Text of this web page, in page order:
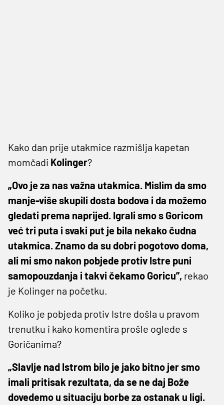
Kako dan prije utakmice razmišlja kapetan
momčadi Kolinger?
„Ovo je za nas važna utakmica. Mislim da smo
manje-više skupili dosta bodova i da možemo
gledati prema naprijed. Igrali smo s Goricom
već tri puta i svaki put je bila nekako čudna
utakmica. Znamo da su dobri pogotovo doma,
ali mi smo nakon pobjede protiv Istre puni
samopouzdanja i takvi čekamo Goricu”, rekao
je Kolinger na početku.
Koliko je pobjeda protiv Istre došla u pravom
trenutku i kako komentira prošle oglede s
Goričanima?
„Slavlje nad Istrom bilo je jako bitno jer smo
imali pritisak rezultata, da se ne daj Bože
dovedemo u situaciju borbe za ostanak u ligi.